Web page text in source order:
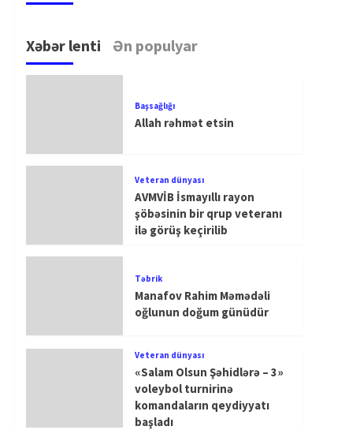
Xəbər lenti Ən populyar
Başsağlığı
Allah rəhmət etsin
Veteran dünyası
AVMVİB İsmayıllı rayon
şöbəsinin bir qrup veteranı
ilə görüş keçirilib
Təbrik
Manafov Rahim Məmədəli
oğlunun doğum günüdür
Veteran dünyası
«Salam Olsun Şəhidlərə – 3»
voleybol turnirinə
komandaların qeydiyyatı
başladı